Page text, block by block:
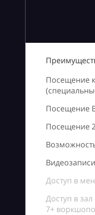
Посещение
Посещение
Посещение
Доступ в
Доступ в
7+